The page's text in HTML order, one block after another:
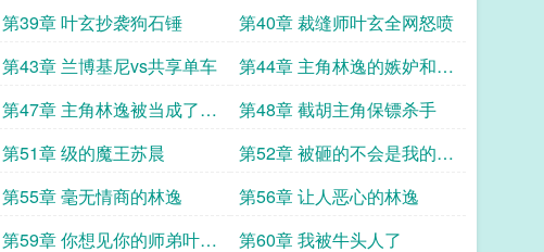
惊艳了
第39章 叶玄抄袭狗石锤
第40章 裁缝师叶玄全网怒喷
第43章 兰博基尼vs共享单车
第44章 主角林逸的嫉妒和怒
火
第47章 主角林逸被当成了沙
比
第48章 截胡主角保镖杀手
第51章 级的魔王苏晨
第52章 被砸的不会是我的车
吧
第55章 毫无情商的林逸
第56章 让人恶心的林逸
第59章 你想见你的师弟叶玄
第60章 我被牛头人了